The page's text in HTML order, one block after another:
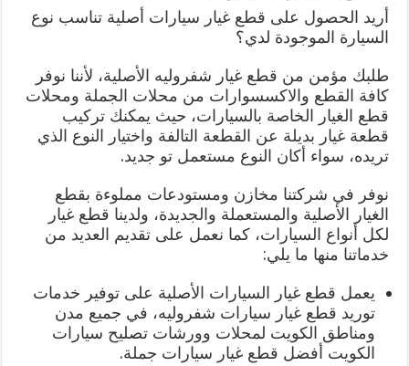
أريد الحصول على قطع غيار سيارات أصلية تناسب نوع
السيارة الموجودة لدي؟
طلبك مؤمن من قطع غيار شفروليه الأصلية، لأننا نوفر
كافة القطع والاكسسوارات من محلات الجملة ومحلات
قطع الغيار الخاصة بالسيارات، حيث يمكنك تركيب
قطعة غيار بديلة عن القطعة التالفة واختيار النوع الذي
تريده، سواء أكان النوع مستعمل تو جديد.
نوفر في شركتنا مخازن ومستودعات مملوءة بقطع
الغيار الأصلية والمستعملة والجديدة، ولدينا قطع غيار
لكل أنواع السيارات، كما نعمل على تقديم العديد من
خدماتنا منها ما يلي:
يعمل قطع غيار السيارات الأصلية على توفير خدمات
توريد قطع غيار سيارات شفروليه، في جميع مدن
ومناطق الكويت لمحلات وورشات تصليح سيارات
الكويت أفضل قطع غيار سيارات جملة.